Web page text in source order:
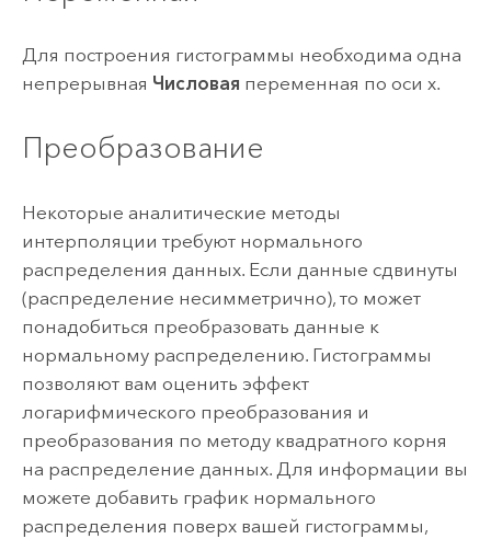
Для построения гистограммы необходима одна
непрерывная Числовая переменная по оси x.
Преобразование
Некоторые аналитические методы
интерполяции требуют нормального
распределения данных. Если данные сдвинуты
(распределение несимметрично), то может
понадобиться преобразовать данные к
нормальному распределению. Гистограммы
позволяют вам оценить эффект
логарифмического преобразования и
преобразования по методу квадратного корня
на распределение данных. Для информации вы
можете добавить график нормального
распределения поверх вашей гистограммы,